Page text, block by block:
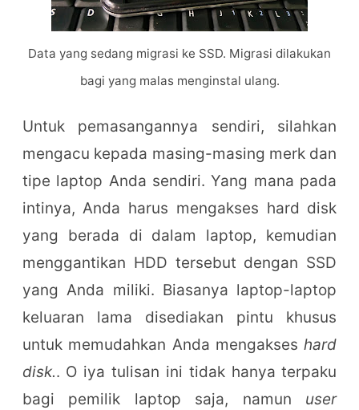
Data yang sedang migrasi ke SSD. Migrasi dilakukan
bagi yang malas menginstal ulang.
Untuk pemasangannya sendiri, silahkan
mengacu kepada masing-masing merk dan
tipe laptop Anda sendiri. Yang mana pada
intinya, Anda harus mengakses hard disk
yang berada di dalam laptop, kemudian
menggantikan HDD tersebut dengan SSD
yang Anda miliki. Biasanya laptop-laptop
keluaran lama disediakan pintu khusus
untuk memudahkan Anda mengakseshard
disk.. O iya tulisan ini tidak hanya terpaku
bagi pemilik laptop saja, namun user